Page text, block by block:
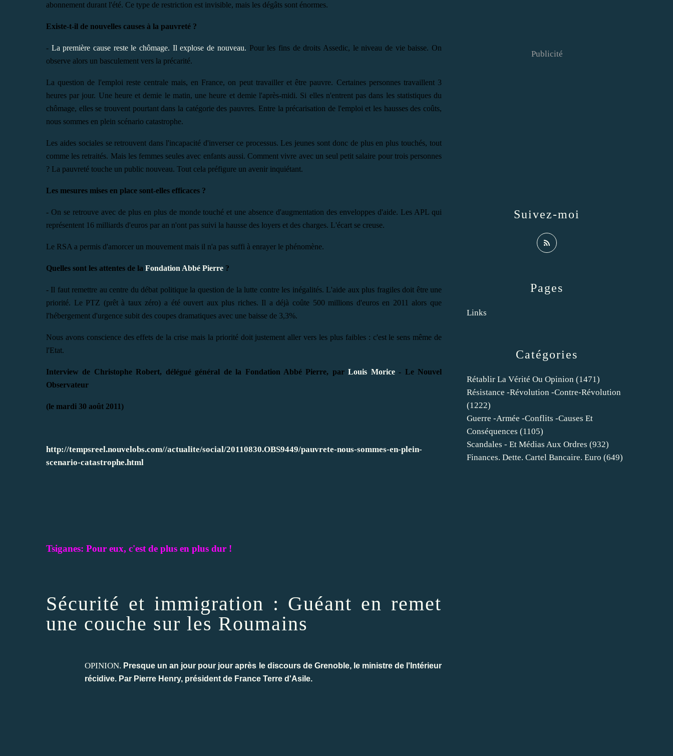
abonnement durant l'été. Ce type de restriction est invisible, mais les dégâts sont énormes.
Existe-t-il de nouvelles causes à la pauvreté ?
- La première cause reste le chômage. Il explose de nouveau. Pour les fins de droits Assedic, le niveau de vie baisse. On
observe alors un basculement vers la précarité.
La question de l'emploi reste centrale mais, en France, on peut travailler et être pauvre. Certaines personnes travaillent 3
heures par jour. Une heure et demie le matin, une heure et demie l'après-midi. Si elles n'entrent pas dans les statistiques du
chômage, elles se trouvent pourtant dans la catégorie des pauvres. Entre la précarisation de l'emploi et les hausses des coûts,
nous sommes en plein scénario catastrophe.
Les aides sociales se retrouvent dans l'incapacité d'inverser ce processus. Les jeunes sont donc de plus en plus touchés, tout
comme les retraités. Mais les femmes seules avec enfants aussi. Comment vivre avec un seul petit salaire pour trois personnes
? La pauvreté touche un public nouveau. Tout cela préfigure un avenir inquiétant.
Les mesures mises en place sont-elles efficaces ?
- On se retrouve avec de plus en plus de monde touché et une absence d'augmentation des enveloppes d'aide. Les APL qui
représentent 16 milliards d'euros par an n'ont pas suivi la hausse des loyers et des charges. L'écart se creuse.
Le RSA a permis d'amorcer un mouvement mais il n'a pas suffi à enrayer le phénomène.
Quelles sont les attentes de la Fondation Abbé Pierre ?
- Il faut remettre au centre du débat politique la question de la lutte contre les inégalités. L'aide aux plus fragiles doit être une
priorité. Le PTZ (prêt à taux zéro) a été ouvert aux plus riches. Il a déjà coûte 500 millions d'euros en 2011 alors que
l'hébergement d'urgence subit des coupes dramatiques avec une baisse de 3,3%.
Nous avons conscience des effets de la crise mais la priorité doit justement aller vers les plus faibles : c'est le sens même de
l'Etat.
Interview de Christophe Robert, délégué général de la Fondation Abbé Pierre, parLouis Morice- Le Nouvel
Observateur
(le mardi 30 août 2011)
http://tempsreel.nouvelobs.com//actualite/social/20110830.OBS9449/pauvrete-nous-sommes-en-plein-
scenario-catastrophe.html
Tsiganes: Pour eux, c'est de plus en plus dur !
Sécurité et immigration : Guéant en remet
une couche sur les Roumains
OPINION. Presque un an jour pour jour après le discours de Grenoble, le ministre de l'Intérieur
récidive. Par Pierre Henry, président de France Terre d'Asile.
Catégories
Rétablir La Vérité Ou Opinion (1471)
Résistance -révolution -contre-Révolution
(1222)
Guerre -armée -conflits -causes Et
Conséquences (1105)
Scandales - Et Médias Aux Ordres (932)
Finances. Dette. Cartel Bancaire. Euro (649)
Pages
Links
Suivez-moi
Publicité